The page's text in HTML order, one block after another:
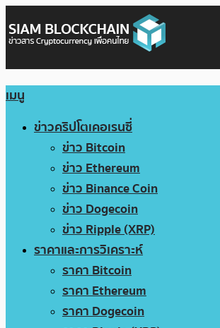
เมนู
ข่าวคริปโตเคอเรนซี่
ข่าว Bitcoin
ข่าว Ethereum
ข่าว Binance Coin
ข่าว Dogecoin
ข่าว Ripple (XRP)
ราคาและการวิเคราะห์
ราคา Bitcoin
ราคา Ethereum
ราคา Dogecoin